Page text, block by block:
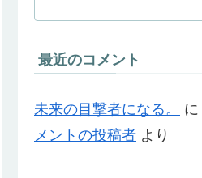
最近のコメント
未来の目撃者になる。 に
メントの投稿者 より